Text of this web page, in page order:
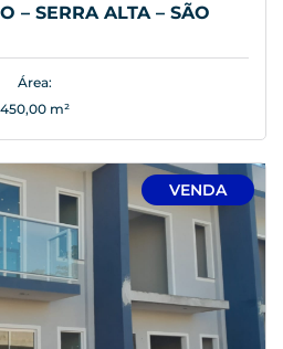
– SERRA ALTA – SÃO
Área:
450,00 m²
VENDA